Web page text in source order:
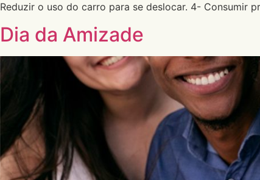
Reduzir o uso do carro para se deslocar. 4- Consumir
Dia da Amizade